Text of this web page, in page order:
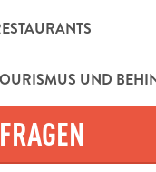
UND
2026